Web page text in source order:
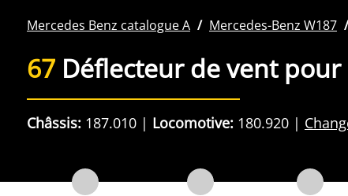
Mercedes Benz catalogue A Mercedes-Benz W187
67 Déflecteur de vent pour
Châssis: 187.010 Locomotive: 180.920